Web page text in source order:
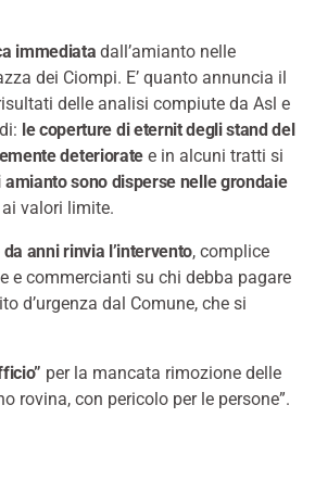
immediata dall’amianto nelle
dei Ciompi. E’ quanto annuncia il
delle analisi compiute da Asl e
le coperture di eternit degli stand del
deterioratee in alcuni tratti si
amianto sono disperse nelle grondaie
valori limite.
anni rinvia l’intervento, complice
e commercianti su chi debba pagare
d’urgenza dal Comune, che si
per la mancata rimozione delle
rovina, con pericolo per le persone”.